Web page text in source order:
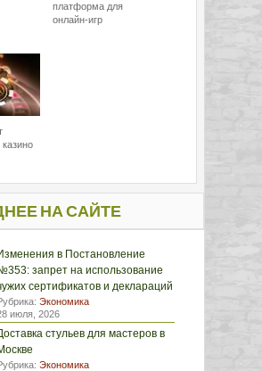
платформа для
онлайн-игр
НА САЙТЕ
в Постановление
запрет на использование
сертификатов и деклараций
Экономика
июля, 2026
стульев для мастеров в
Экономика